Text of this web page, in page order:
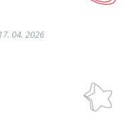
17. 04. 2026